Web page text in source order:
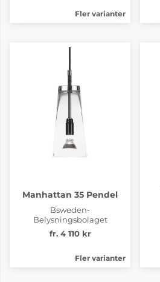
Fler varianter
Manhattan 35 Pendel
Bsweden-
Belysningsbolaget
fr. 4 110 kr
Fler varianter